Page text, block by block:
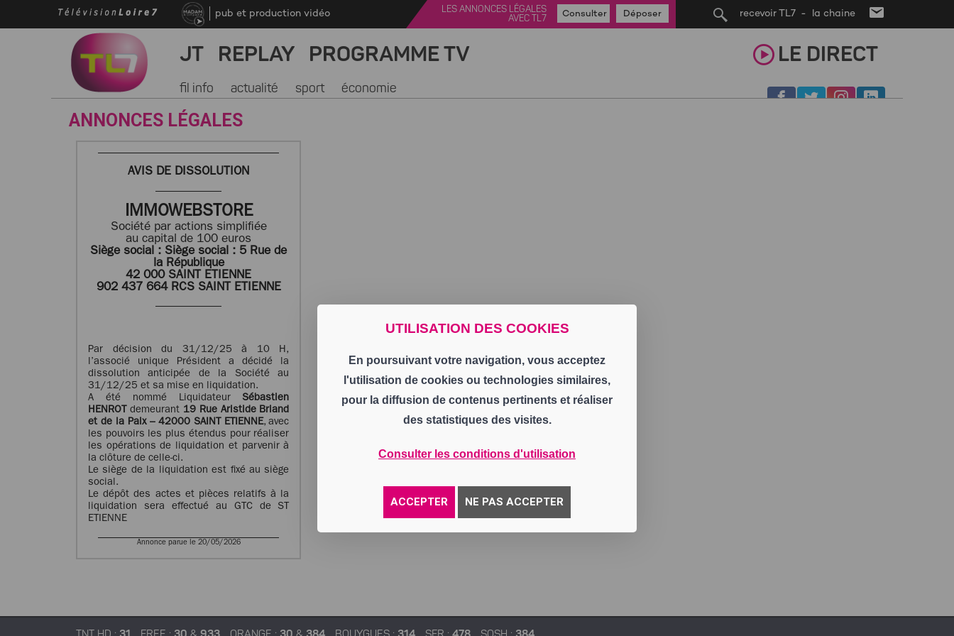
UTILISATION DES COOKIES
En poursuivant votre navigation, vous acceptez
l'utilisation de cookies ou technologies similaires,
pour la diffusion de contenus pertinents et réaliser
des statistiques des visites.
Consulter les conditions d'utilisation
ACCEPTER NE PAS ACCEPTER
recevoir TL7 - la chaine
pub et production vidéo
LES ANNONCES LÉGALES
AVEC TL7
Consulter Déposer
JT REPLAY PROGRAMME TV LE DIRECT
fil info actualité sport économie
ANNONCES LÉGALES
AVIS DE DISSOLUTION
IMMOWEBSTORE
Société par actions simplifiée
au capital de 100 euros
Siège social : Siège social : 5 Rue de
la République
42 000 SAINT ETIENNE
902 437 664 RCS SAINT ETIENNE
Par décision du 31/12/25 à 10 H,
l’associé unique Président a décidé la
dissolution anticipée de la Société au
31/12/25 et sa mise en liquidation.
A été nommé Liquidateur Sébastien
HENROT demeurant 19 Rue Aristide Briand
et de la Paix – 42000 SAINT ETIENNE, avec
les pouvoirs les plus étendus pour réaliser
les opérations de liquidation et parvenir à
la clôture de celle-ci.
Le siège de la liquidation est fixé au siège
social.
Le dépôt des actes et pièces relatifs à la
liquidation sera effectué au GTC de ST
ETIENNE
Annonce parue le 20/05/2026